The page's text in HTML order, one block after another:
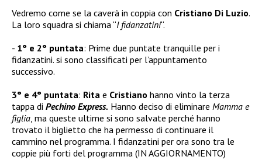
Vedremo come se la caverà in coppia con Cristiano Di Luzio.
La loro squadra si chiama “I fidanzatini“.
1° e 2° puntata: Prime due puntate tranquille per i
fidanzatini. si sono classificati per l’appuntamento
successivo.
3° e 4° puntata: Rita e Cristiano hanno vinto la terza
tappa di Pechino Express. Hanno deciso di eliminare Mamma e
figlia, ma queste ultime si sono salvate perché hanno
trovato il biglietto che ha permesso di continuare il
cammino nel programma. I fidanzatini per ora sono tra le
coppie più forti del programma (IN AGGIORNAMENTO)